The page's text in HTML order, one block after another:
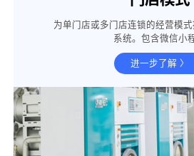
为单门店或多门店连锁的经营模
系统。包含微信小
进一步了解 〉